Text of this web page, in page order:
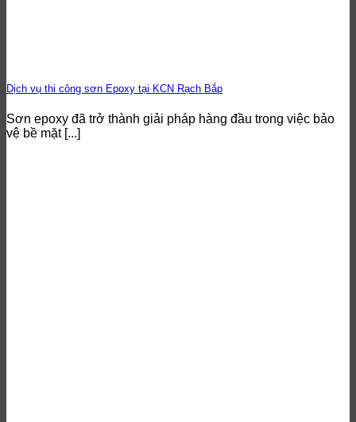
Dịch vụ thi công sơn Epoxy tại KCN Rạch Bắp
Sơn epoxy đã trở thành giải pháp hàng đầu trong việc bảo
vệ bề mặt [...]